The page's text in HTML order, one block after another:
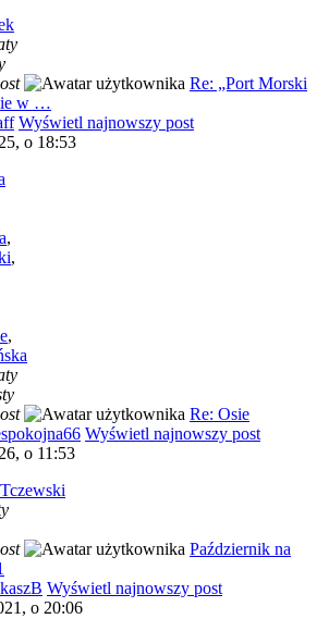
Re: „Port Morski
w …
Wyświetl najnowszy post
o 18:53
,
,
,
Re: Osie
Wyświetl najnowszy post
o 11:53
Październik na
Wyświetl najnowszy post
o 20:06